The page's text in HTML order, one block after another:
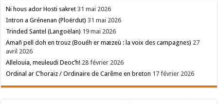
Ni hous ador Hosti sakret 31 mai 2026
Intron a Grénenan (Ploërdut) 31 mai 2026
Trinded Santel (Langoëlan) 19 mai 2026
Amañ pell doh en trouz (Bouéh er mæzeù : la voix des campagnes) 27
avril 2026
Allelouia, meuleudi Deoc’h! 28 février 2026
Ordinal ar C’horaiz / Ordinaire de Carême en breton 17 février 2026